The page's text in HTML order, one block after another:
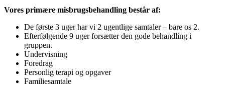
Vores primære misbrugsbehandling består af:
De første 3 uger har vi 2 ugentlige samtaler – bare os 2.
Efterfølgende 9 uger forsætter den gode behandling i
gruppen.
Undervisning
Foredrag
Personlig terapi og opgaver
Familiesamtale